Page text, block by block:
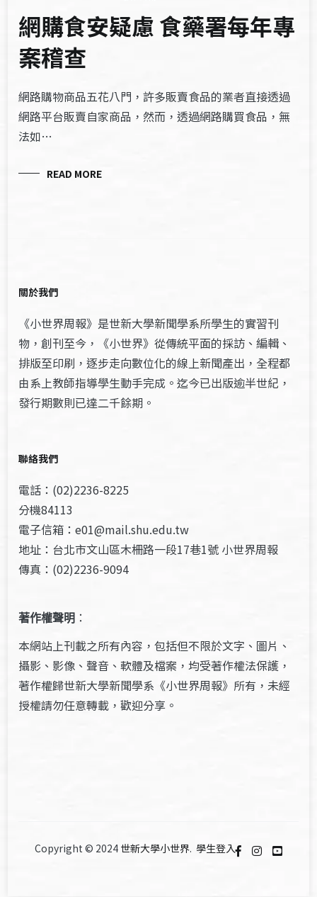
網購食安疑慮 食藥署每年專
案稽查
網路購物商品五花八門，許多販賣食品的業者直接透過
網路平台販賣自家商品，然而，透過網路購買食品，無
法如…
READ MORE
關於我們
《小世界周報》是世新大學新聞學系所學生的實習刊
物，創刊至今，《小世界》從傳統平面的採訪、編輯、
排版至印刷，逐步走向數位化的線上新聞產出，全程都
由系上教師指導學生動手完成。迄今已出版逾半世紀，
發行期數則已達二千餘期。
聯絡我們
電話：(02)2236-8225
分機84113
電子信箱：e01@mail.shu.edu.tw
地址：台北市文山區木柵路一段17巷1號 小世界周報
傳真：(02)2236-9094
著作權聲明 ：
本網站上刊載之所有內容，包括但不限於文字、圖片、
攝影、影像、聲音、軟體及檔案，均受著作權法保護，
著作權歸世新大學新聞學系《小世界周報》所有，未經
授權請勿任意轉載，歡迎分享。
Copyright © 2024 世新大學小世界. 學生登入